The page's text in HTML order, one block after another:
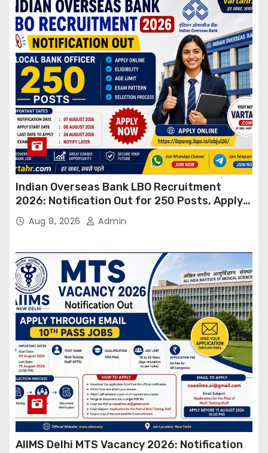
Indian Overseas Bank LBO Recruitment
2026: Notification Out for 250 Posts, Apply
OnlineAug 8, 2026 Admin
AIIMS Delhi MTS Vacancy 2026: Notification